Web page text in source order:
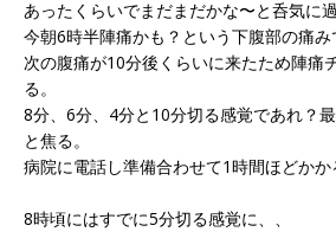
あったくらいでまだまだかな〜と呑気に
今朝6時半陣痛かも？という下腹部の痛み
次の腹痛が10分後くらいに来たため陣痛
る。
8分、6分、4分と10分切る感覚であれ？
と焦る。
病院に電話し準備合わせて1時間ほどかか
8時頃にはすでに5分切る感覚に、、